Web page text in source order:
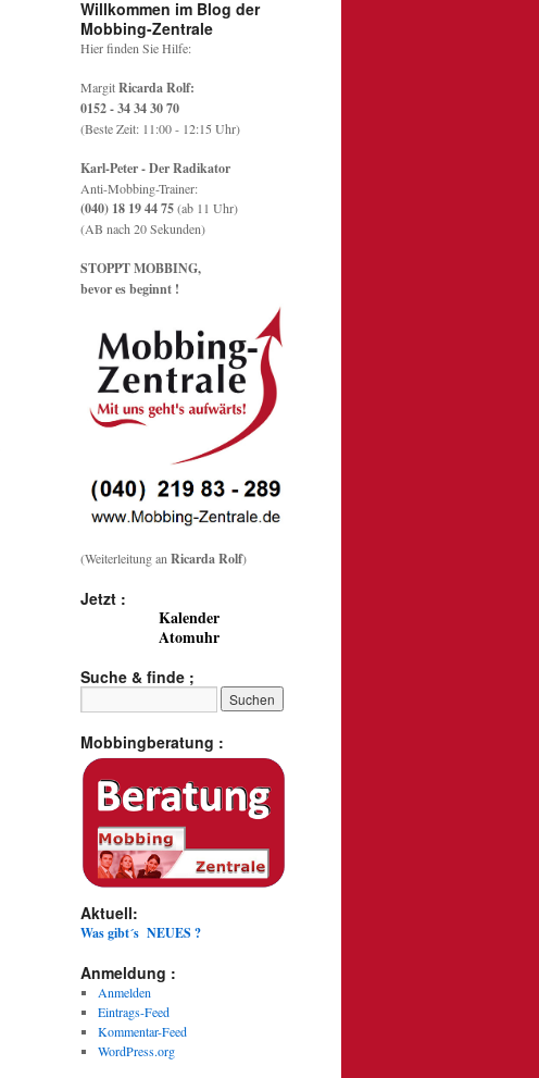
Willkommen im Blog der
Mobbing-Zentrale
Hier finden Sie Hilfe:
MargitRicarda Rolf:
0152 - 34 34 30 70
(Beste Zeit: 11:00 - 12:15 Uhr)
Karl-Peter - Der Radikator
Anti-Mobbing-Trainer:
(040) 18 19 44 75(ab 11 Uhr)
(AB nach 20 Sekunden)
STOPPT MOBBING,
bevor es beginnt !
(Weiterleitung an Ricarda Rolf)
Jetzt :
Kalender
Atomuhr
Suche & finde ;
Mobbingberatung :
Aktuell:
Was gibt´s NEUES ?
Anmeldung :
Anmelden
Eintrags-Feed
Kommentar-Feed
WordPress.org